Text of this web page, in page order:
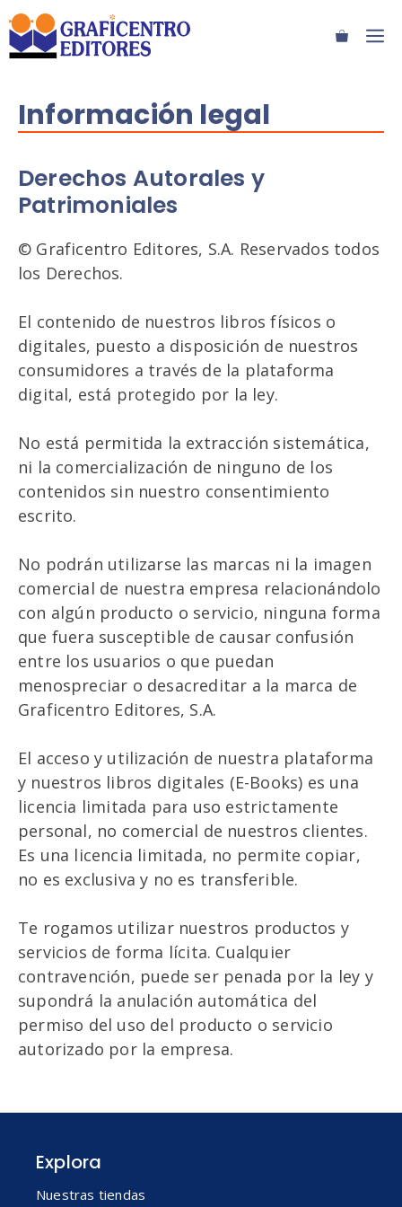
Saltar
al
contenido
Información legal
Derechos Autorales y
Patrimoniales
© Graficentro Editores, S.A. Reservados todos
los Derechos.
El contenido de nuestros libros físicos o
digitales, puesto a disposición de nuestros
consumidores a través de la plataforma
digital, está protegido por la ley.
No está permitida la extracción sistemática,
ni la comercialización de ninguno de los
contenidos sin nuestro consentimiento
escrito.
No podrán utilizarse las marcas ni la imagen
comercial de nuestra empresa relacionándolo
con algún producto o servicio, ninguna forma
que fuera susceptible de causar confusión
entre los usuarios o que puedan
menospreciar o desacreditar a la marca de
Graficentro Editores, S.A.
El acceso y utilización de nuestra plataforma
y nuestros libros digitales (E-Books) es una
licencia limitada para uso estrictamente
personal, no comercial de nuestros clientes.
Es una licencia limitada, no permite copiar,
no es exclusiva y no es transferible.
Te rogamos utilizar nuestros productos y
servicios de forma lícita. Cualquier
contravención, puede ser penada por la ley y
supondrá la anulación automática del
permiso del uso del producto o servicio
autorizado por la empresa.
Explora
Nuestras tiendas